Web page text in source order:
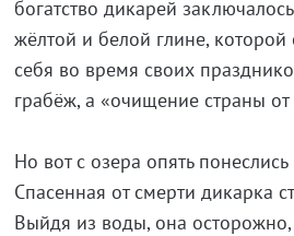
богатство дикарей
жёлтой и белой глине,
себя во время своих
грабёж, а «очищение страны
Но вот с озера опять понеслись
Спасенная от смерти дикарка
Выйдя из воды, она осторожно,